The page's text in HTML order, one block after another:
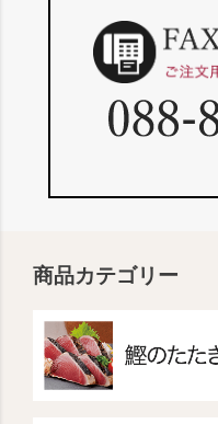
商品カテゴリー